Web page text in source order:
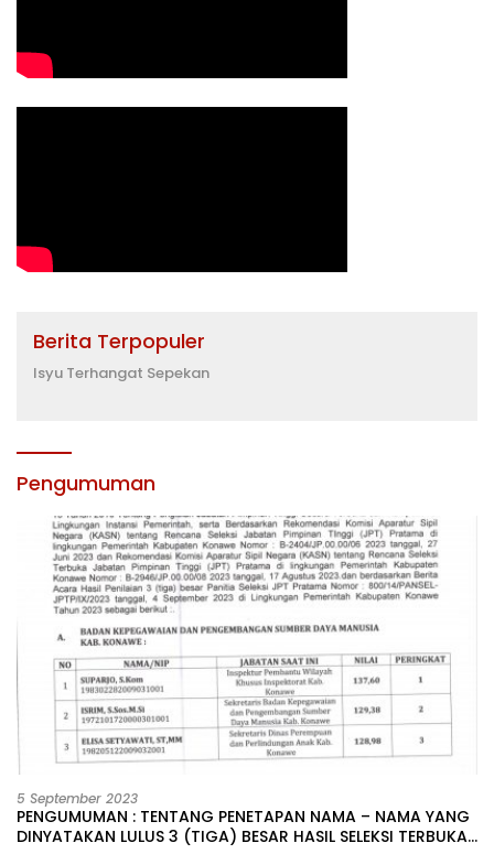
Berita Terpopuler
Isyu Terhangat Sepekan
Pengumuman
5 September 2023
PENGUMUMAN : TENTANG PENETAPAN NAMA – NAMA YANG
DINYATAKAN LULUS 3 (TIGA) BESAR HASIL SELEKSI TERBUKA